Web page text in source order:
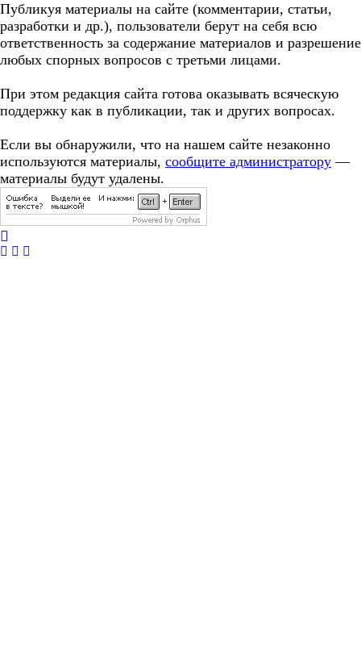
Публикуя материалы на сайте (комментарии, статьи,
разработки и др.), пользователи берут на себя всю
ответственность за содержание материалов и разрешение
любых спорных вопросов с третьми лицами.
При этом редакция сайта готова оказывать всяческую
поддержку как в публикации, так и других вопросах.
Если вы обнаружили, что на нашем сайте незаконно
используются материалы, сообщите администратору —
материалы будут удалены.